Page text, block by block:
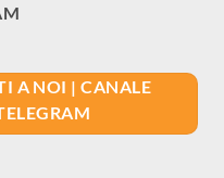
A NOI | CANALE